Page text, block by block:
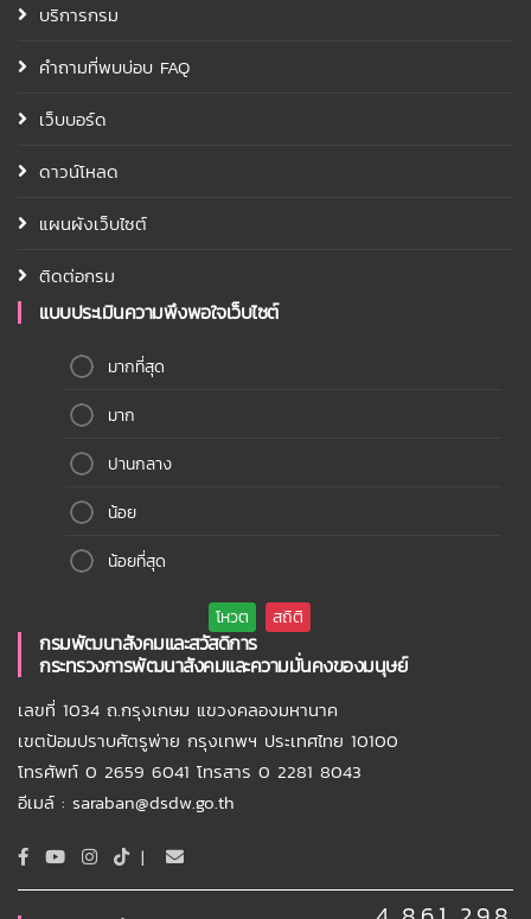
บริการกรม
คำถามที่พบบ่อบ FAQ
เว็บบอร์ด
ดาวน์โหลด
แผนผังเว็บไซต์
ติดต่อกรม
แบบประเมินความพึงพอใจเว็บไซต์
มากที่สุด
มาก
ปานกลาง
น้อย
น้อยที่สุด
กรมพัฒนาสังคมและสวัสดิการ
กระทรวงการพัฒนาสังคมและความมั่นคงของมนุษย์
เลขที่ 1034 ถ.กรุงเกษม แขวงคลองมหานาค
เขตป้อมปราบศัตรูพ่าย กรุงเทพฯ ประเทศไทย 10100
โทรศัพท์ 0 2659 6041 โทรสาร 0 2281 8043
อีเมล์ : saraban@dsdw.go.th
|